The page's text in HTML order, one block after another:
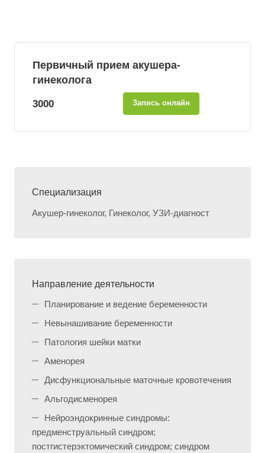
Первичный прием акушера-
гинеколога
3000 Запись онлайн
Специализация
Акушер-гинеколог, Гинеколог, УЗИ-диагност
Направление деятельности
Планирование и ведение беременности
Невынашивание беременности
Патология шейки матки
Аменорея
Дисфункциональные маточные кровотечения
Альгодисменорея
Нейроэндокринные синдромы:
предменструальный синдром;
постгистерэктомический синдром; синдром